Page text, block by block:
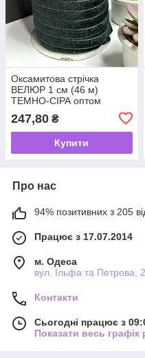
Оксамитова стрічка
ВЕЛЮР 1 см (46 м)
ТЕМНО-СІРА оптом
247,80 ₴
Купити
Про нас
94% позитивних з 205
Працює з 17.07.2014
м. Одеса
вул. Ільфа та Петрова,
Контакти
Сьогодні працює з
Показати весь графік